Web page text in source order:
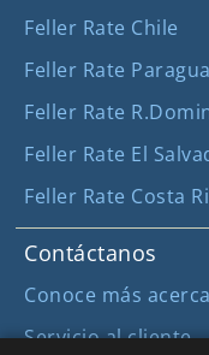
Feller Rate Chile
Feller Rate
Feller Rate
Feller Rate El
Feller Rate Costa
Contáctanos
Conoce más
Servicio al cliente